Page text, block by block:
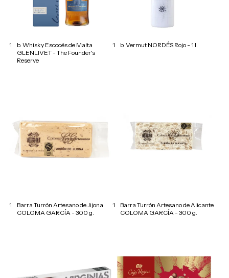
1
b. Whisky Escocés de Malta
GLENLIVET - The Founder's
Reserve
1 b. Vermut NORDÉS Rojo - 1 l.
1
Barra Turrón Artesano de Jijona
COLOMA GARCÍA - 300 g.
1
Barra Turrón Artesano de Alicante
COLOMA GARCÍA - 300 g.